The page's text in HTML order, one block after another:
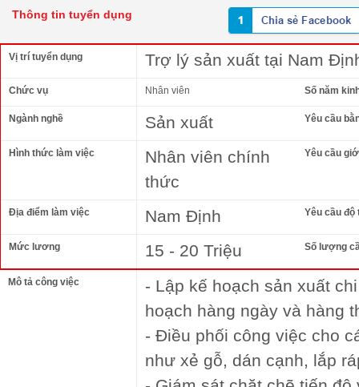
Thông tin tuyển dụng
Vị trí tuyển dụng Trợ lý sản xuất tại Nam
Chức vụ Nhân viên Số năm
Ngành nghề Sản xuất Yêu cầu
Hình thức làm việc
Nhân viên chính
thức
Yêu cầu
Địa điểm làm việc Nam Định Yêu cầu độ
Mức lương 15 - 20 Triệu Số lượng
Mô tả công việc
- Lập kế hoạch sản xuất
hoạch hàng ngày và hàng
- Điều phối công việc cho
như xẻ gỗ, dán cạnh, lắp